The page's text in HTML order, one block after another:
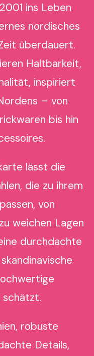
ins Leben
nordisches
überdauert.
Haltbarkeit,
inspiriert
– von
bis hin
lässt die
die zu ihrem
von
weichen Lagen
durchdachte
schätzt.
robuste
Details,